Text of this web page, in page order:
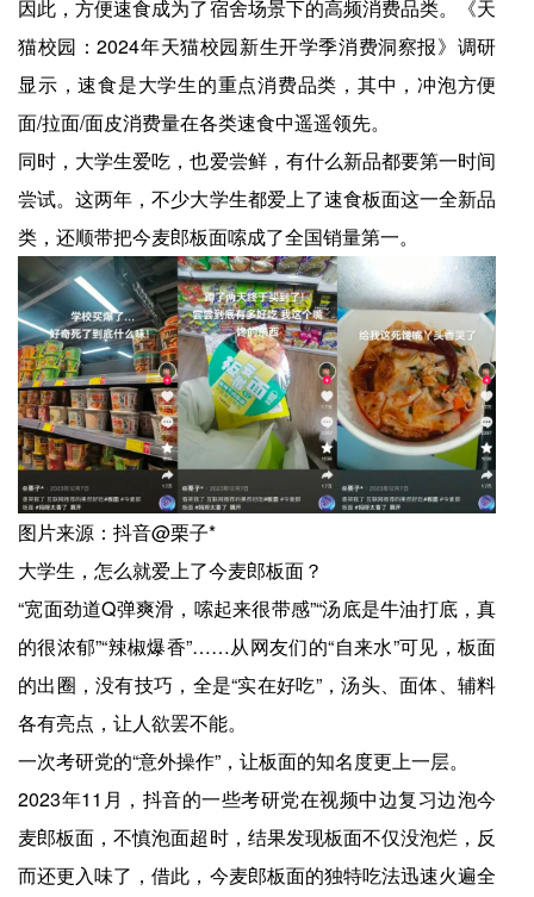
因此，方便速食成为了宿舍场景下的高频消费品类。《天
猫校园：2024年天猫校园新生开学季消费洞察报》调研
显示，速食是大学生的重点消费品类，其中，冲泡方便
面/拉面/面皮消费量在各类速食中遥遥领先。
同时，大学生爱吃，也爱尝鲜，有什么新品都要第一时间
尝试。这两年，不少大学生都爱上了速食板面这一全新品
类，还顺带把今麦郎板面嗦成了全国销量第一。
图片来源：抖音@栗子*
大学生，怎么就爱上了今麦郎板面？
“宽面劲道Q弹爽滑，嗦起来很带感”“汤底是牛油打底，真
的很浓郁”“辣椒爆香”……从网友们的“自来水”可见，板面
的出圈，没有技巧，全是“实在好吃”，汤头、面体、辅料
各有亮点，让人欲罢不能。
一次考研党的“意外操作”，让板面的知名度更上一层。
2023年11月，抖音的一些考研党在视频中边复习边泡今
麦郎板面，不慎泡面超时，结果发现板面不仅没泡烂，反
而还更入味了，借此，今麦郎板面的独特吃法迅速火遍全